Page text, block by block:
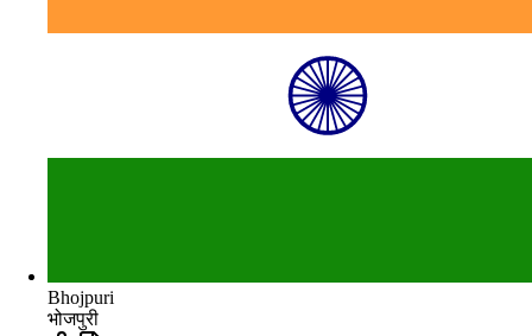
Bhojpuri
भोजपुरी